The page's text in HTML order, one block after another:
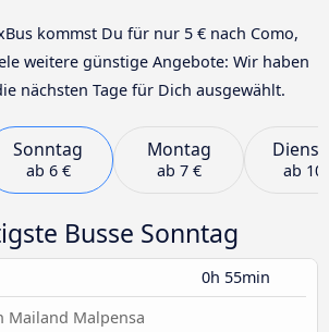
kommst Du für nur 5 € nach Como,
weitere günstige Angebote: Wir haben
nächsten Tage für Dich ausgewählt.
Sonntag
ab 6 €
Montag
ab 7 € ab 10
Busse Sonntag
0h 55min
Mailand Malpensa